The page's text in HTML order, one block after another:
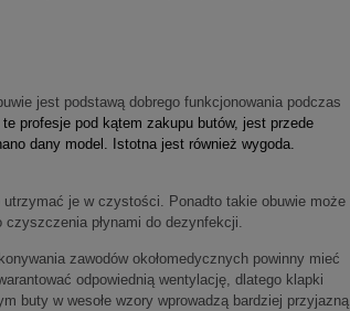
jest podstawą dobrego funkcjonowania podczas
profesje pod kątem zakupu butów, jest przede
dany model.
Istotna jest również wygoda.
je w czystości. Ponadto takie obuwie może
płynami do dezynfekcji.
zawodów okołomedycznych powinny mieć
odpowiednią wentylację, dlatego klapki
buty w wesołe wzory wprowadzą bardziej przyjazną